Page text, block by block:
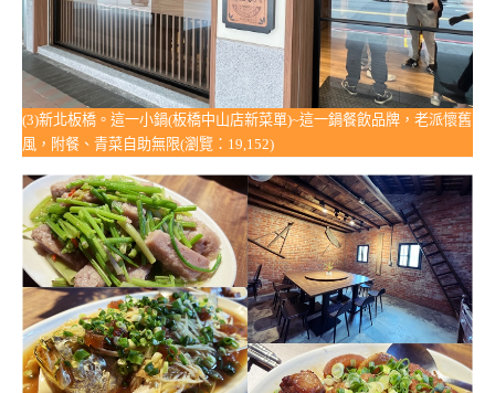
(3)新北板橋。這一小鍋(板橋中山店新菜單)~這一鍋餐飲品牌，老派懷舊
風，附餐、青菜自助無限(瀏覽：19,152)